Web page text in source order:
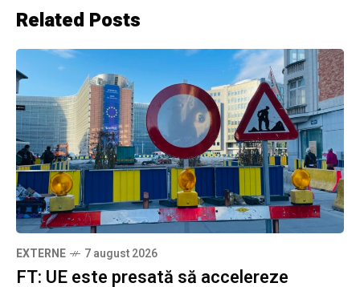
Related Posts
EXTERNE 7 august 2026
FT: UE este presată să accelereze